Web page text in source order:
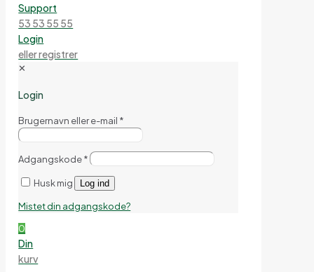
Support
53 53 55 55
Login
eller registrer
✕
Login
Brugernavn eller e-mail *
Adgangskode*
Husk mig Log ind
Mistet din adgangskode?
0
Din
kurv